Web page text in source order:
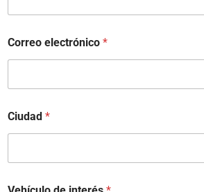
Correo electrónico *
Ciudad *